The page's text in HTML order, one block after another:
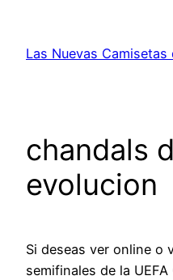
contenido
Las Nuevas Camisetas
chandals
evolucion
Si deseas ver online o
semifinales de la